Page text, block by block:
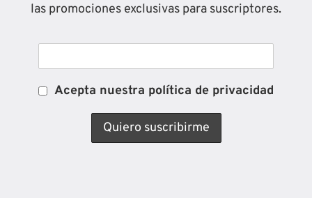
las promociones exclusivas para suscriptores.
Acepta nuestra política de privacidad